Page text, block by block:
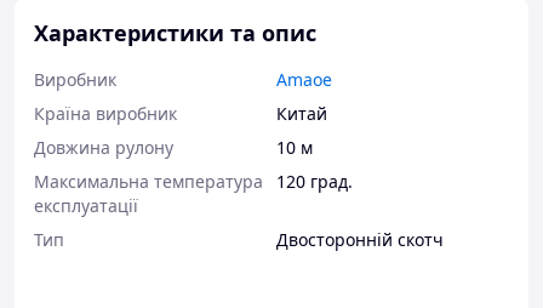
Характеристики та опис
Виробник
Amaoe
Країна виробник
Китай
Довжина рулону
10 м
Максимальна температура
експлуатації
120 град.
Тип Двосторонній скотч